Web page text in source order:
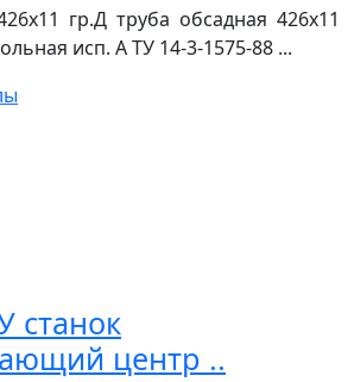
гр.Д труба обсадная 426х11
исп. А ТУ 14-3-1575-88 ...
станок
центр ..